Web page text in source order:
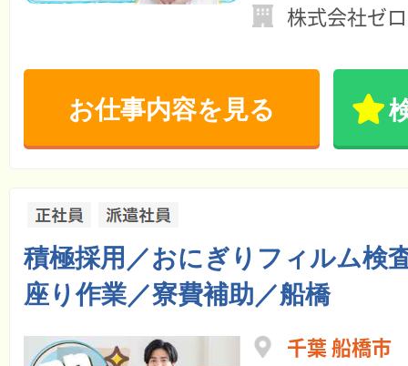
株式会社ゼ
お仕事内容を見る
積極採用／おにぎりフィルム検
座り作業／寮費補助／船橋
千葉 船橋市